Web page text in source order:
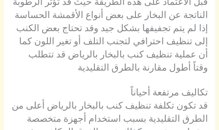
الناتجة عن البخار على بعض أنواع الأقمشة الحساسة
إذا لم يتم تجفيفها بشكل جيد وقد تحتاج بعض الكنب
إلى تنظيف احترافي لتجنب التلف أو تغير اللون كما
أن عملية تنظيف كنب بالبخار بالرياض قد تتطلب
وقتاً أطول مقارنة بالطرق التقليدية
تكاليف مرتفعة أحياناً
قد تكون تكلفة تنظيف كنب بالبخار بالرياض أعلى من
الطرق التقليدية بسبب استخدام أجهزة متخصصة